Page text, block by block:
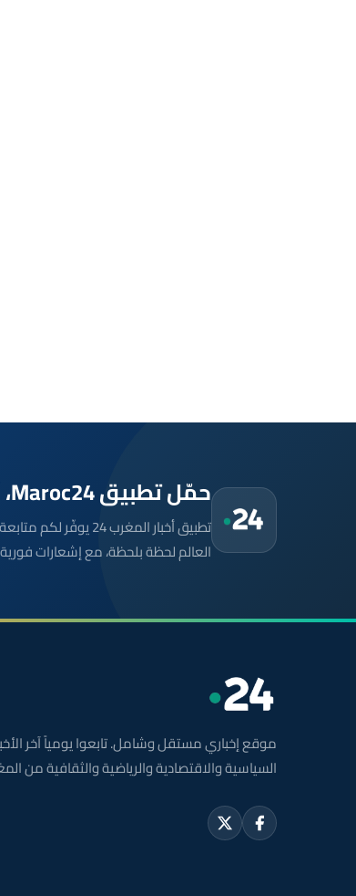
حمّل تطبيق Maroc24، أخبار المغرب تصلك أولاً
تطبيق أخبار المغرب
العالم لحظة بلحظة، مع إشعارات
موقع إخباري مستقل وشامل. تابعوا يومياً آخر
السياسية والاقتصادية والرياضية والثقافية من